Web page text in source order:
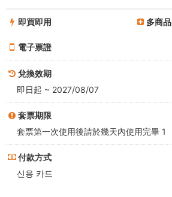
키
지
-
가
오
슝
펀
即買即用 多商品
電子票證
兌換效期
即日起 ~ 2027/08/07
套票期限
套票第一次使用後請於幾天內使用完畢 1
付款方式
신용 카드